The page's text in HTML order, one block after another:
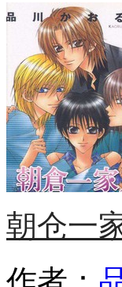
朝仓一